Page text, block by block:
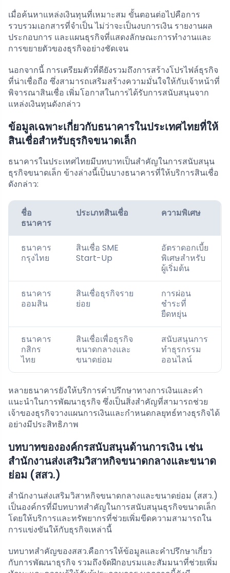
เมื่อค้นหาแหล่งเงินทุนที่เหมาะสม ขั้นตอนต่อไปคือการ
รวบรวมเอกสารที่จำเป็น ไม่ว่าจะเป็นงบการเงิน รายงานผล
ประกอบการ และแผนธุรกิจที่แสดงลักษณะการทำงานและ
การขยายตัวของธุรกิจอย่างชัดเจน
นอกจากนี้ การเตรียมตัวที่ดียังรวมถึงการสร้างโปรไฟล์ธุรกิจ
ที่น่าเชื่อถือ ซึ่งสามารถเสริมสร้างความมั่นใจให้กับเจ้าหน้าที่
พิจารณาสินเชื่อ เพิ่มโอกาสในการได้รับการสนับสนุนจาก
แหล่งเงินทุนดังกล่าว
ข้อมูลเฉพาะเกี่ยวกับธนาคารในประเทศไทยที่ให้
สินเชื่อสำหรับธุรกิจขนาดเล็ก
ธนาคารในประเทศไทยมีบทบาทเป็นสำคัญในการสนับสนุน
ธุรกิจขนาดเล็ก ข้างล่างนี้เป็นบางธนาคารที่ให้บริการสินเชื่อ
ดังกล่าว:
ชื่อ
ธนาคาร
ประเภทสินเชื่อ ความพิเศษ
ธนาคาร
กรุงไทย
สินเชื่อ SME
Start-Up
อัตราดอกเบี้ย
พิเศษสำหรับ
ผู้เริ่มต้น
ธนาคาร
ออมสิน
สินเชื่อธุรกิจราย
ย่อย
การผ่อน
ชำระที่
ยืดหยุ่น
ธนาคาร
กสิกร
ไทย
สินเชื่อเพื่อธุรกิจ
ขนาดกลางและ
ขนาดย่อม
สนับสนุนการ
ทำธุรกรรม
ออนไลน์
หลายธนาคารยังให้บริการคำปรึกษาทางการเงินและคำ
แนะนำในการพัฒนาธุรกิจ ซึ่งเป็นสิ่งสำคัญที่สามารถช่วย
เจ้าของธุรกิจวางแผนการเงินและกำหนดกลยุทธ์ทางธุรกิจได้
อย่างมีประสิทธิภาพ
บทบาทขององค์กรสนับสนุนด้านการเงิน เช่น
สำนักงานส่งเสริมวิสาหกิจขนาดกลางและขนาด
ย่อม (สสว.)
สำนักงานส่งเสริมวิสาหกิจขนาดกลางและขนาดย่อม (สสว.)
เป็นองค์กรที่มีบทบาทสำคัญในการสนับสนุนธุรกิจขนาดเล็ก
โดยให้บริการและทรัพยากรที่ช่วยเพิ่มขีดความสามารถใน
การแข่งขันให้กับธุรกิจเหล่านี้
บทบาทสำคัญของสสว.คือการให้ข้อมูลและคำปรึกษาเกี่ยว
กับการพัฒนาธุรกิจ รวมถึงจัดฝึกอบรมและสัมมนาที่ช่วยเพิ่ม